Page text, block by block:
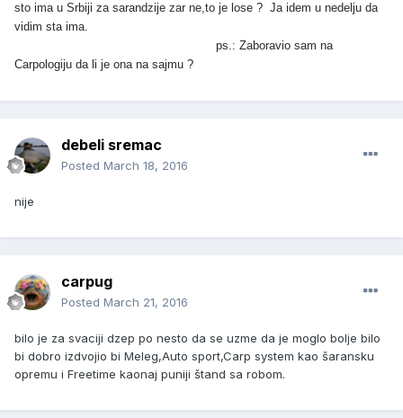
sto ima u Srbiji za sarandzije zar ne,to je lose ? Ja idem u nedelju da
vidim sta ima.
ps.: Zaboravio sam na
Carpologiju da li je ona na sajmu ?
debeli sremac
Posted March 18, 2016
nije
carpug
Posted March 21, 2016
bilo je za svaciji dzep po nesto da se uzme da je moglo bolje bilo
bi dobro izdvojio bi Meleg,Auto sport,Carp system kao šaransku
opremu i Freetime kaonaj puniji štand sa robom.